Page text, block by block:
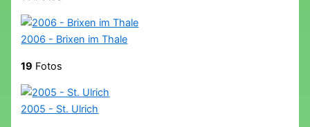
2006 - Brixen im Thale
19 Fotos
2005 - St. Ulrich